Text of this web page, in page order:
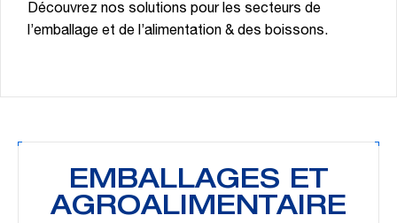
Découvrez nos solutions pour les secteurs de
l’emballage et de l’alimentation & des boissons.
EMBALLAGES ET
AGROALIMENTAIRE